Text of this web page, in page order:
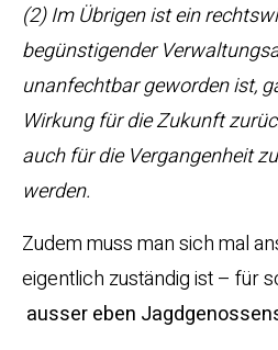
(2) Im Übrigen ist ein
begünstigender
unanfechtbar geworden ist,
Wirkung für die Zukunft
auch für die Vergangenheit
werden.
Zudem muss man sich mal
eigentlich zuständig ist – für
ausser eben